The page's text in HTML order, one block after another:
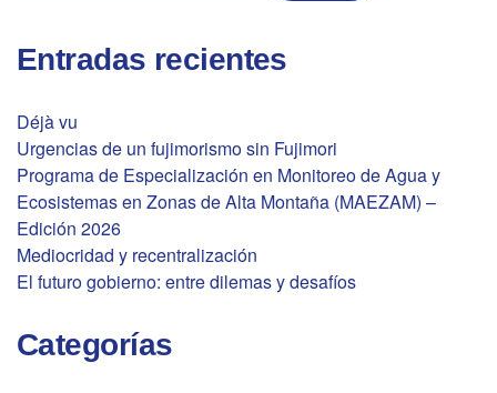
Entradas recientes
Déjà vu
Urgencias de un fujimorismo sin Fujimori
Programa de Especialización en Monitoreo de Agua y
Ecosistemas en Zonas de Alta Montaña (MAEZAM) –
Edición 2026
Mediocridad y recentralización
El futuro gobierno: entre dilemas y desafíos
Categorías